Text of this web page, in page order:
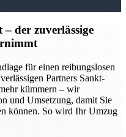
der zuverlässige
für einen reibungslosen
Partners Sankt-
kümmern – wir
und Umsetzung, damit Sie
können. So wird Ihr Umzug